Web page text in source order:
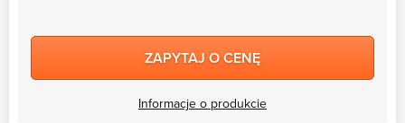
ZAPYTAJ O CENĘ
Informacje o produkcie